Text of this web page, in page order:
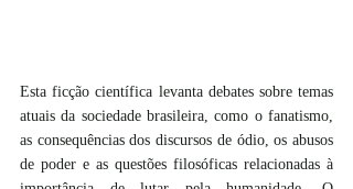
Esta ficção científica levanta debates sobre temas
atuais da sociedade brasileira, como o fanatismo,
as consequências dos discursos de ódio, os abusos
de poder e as questões filosóficas relacionadas à